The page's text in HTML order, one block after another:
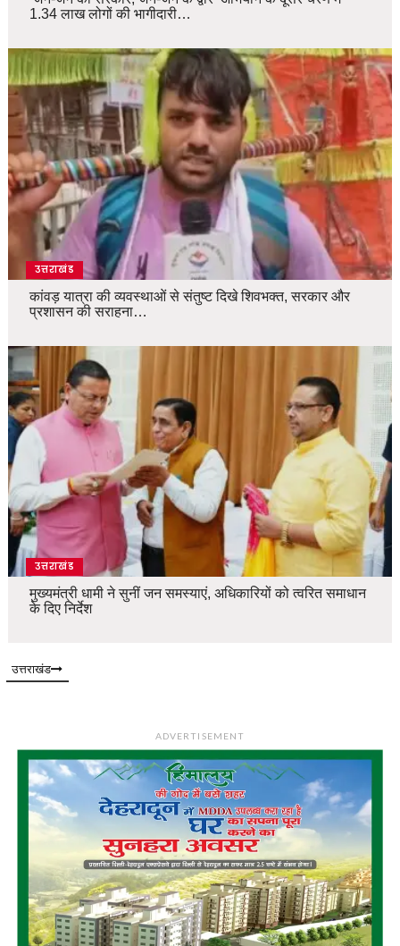
1.34 लाख लोगों की भागीदारी…
उत्तराखंड
कांवड़ यात्रा की व्यवस्थाओं से संतुष्ट दिखे शिवभक्त, सरकार और
प्रशासन की सराहना…
उत्तराखंड
मुख्यमंत्री धामी ने सुनीं जन समस्याएं, अधिकारियों को त्वरित समाधान
के दिए निर्देश
उत्तराखंड
ADVERTISEMENT